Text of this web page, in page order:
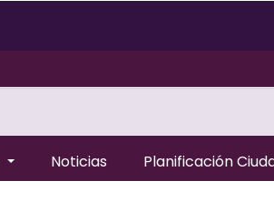
Noticias Planificación